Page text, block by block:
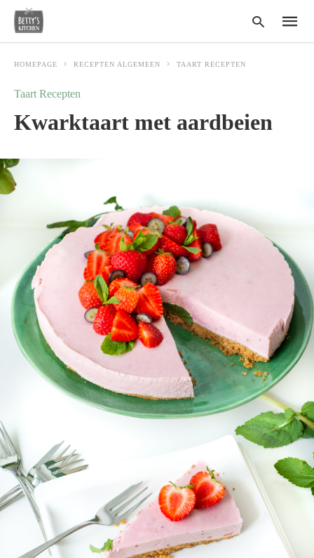
HOMEPAGE RECEPTEN ALGEMEEN TAART RECEPTEN
Taart Recepten
Kwarktaart met aardbeien